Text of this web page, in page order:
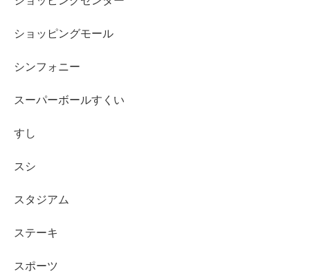
ショッピングモール
シンフォニー
スーパーボールすくい
すし
スシ
スタジアム
ステーキ
スポーツ